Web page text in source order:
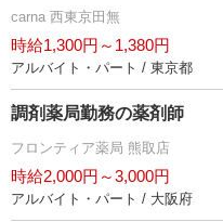
carna 西東京田無
時給1,300円～1,380円
アルバイト・パート / 東京都
調剤薬局勤務の薬剤師
フロンティア薬局 熊取店
時給2,000円～3,000円
アルバイト・パート / 大阪府